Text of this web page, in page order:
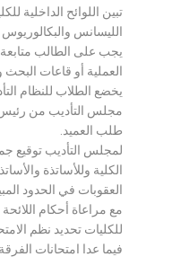
تبين اللوائح الداخلية
الليسانس والبكالوريوس
يجب على الطالب
العملية أو قاعات البحث
يخضع الطلاب للنظام
مجلس التأديب من رئيس
طلب العميد.
لمجلس التأديب توقيع
الكلية وللأساتذة
العقوبات في الحدود
مع مراعاة أحكام اللائحة
للكليات تحديد نظم
فيما عدا امتحانات